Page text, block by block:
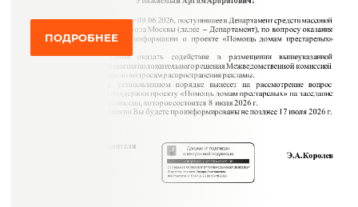
ПОДРОБНЕЕ